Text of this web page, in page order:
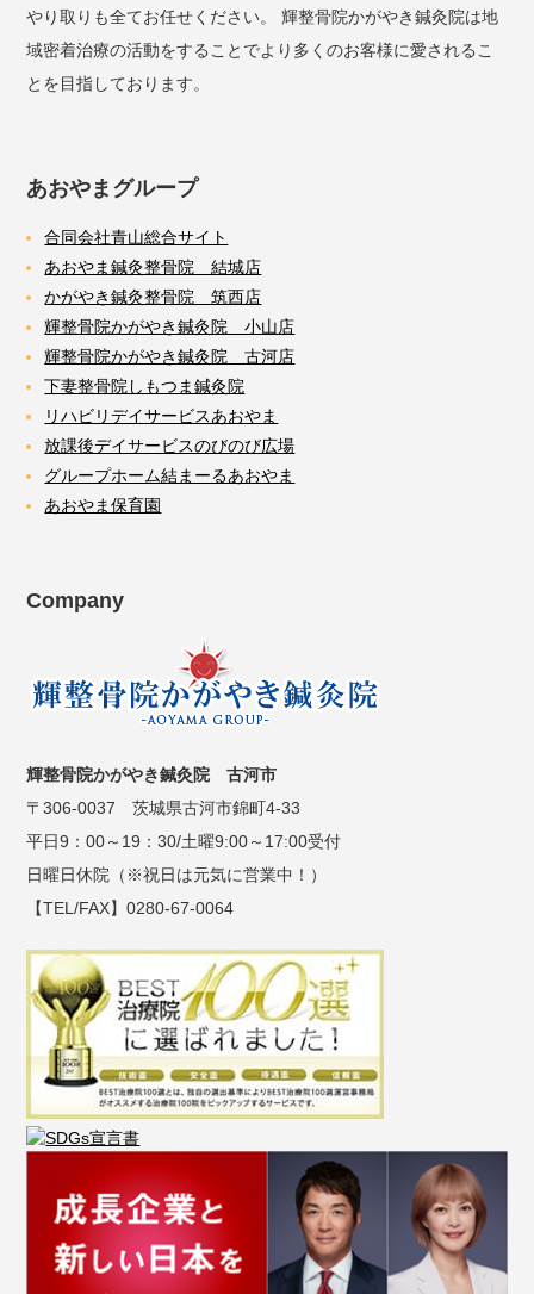
やり取りも全てお任せください。 輝整骨院かがやき鍼灸院は地
域密着治療の活動をすることでより多くのお客様に愛されるこ
とを目指しております。
あおやまグループ
合同会社青山総合サイト
あおやま鍼灸整骨院 結城店
かがやき鍼灸整骨院 筑西店
輝整骨院かがやき鍼灸院 小山店
輝整骨院かがやき鍼灸院 古河店
下妻整骨院しもつま鍼灸院
リハビリデイサービスあおやま
放課後デイサービスのびのび広場
グループホーム結まーるあおやま
あおやま保育園
Company
輝整骨院かがやき鍼灸院 古河市
〒306-0037 茨城県古河市錦町4-33
平日9：00～19：30/土曜9:00～17:00受付
日曜日休院（※祝日は元気に営業中！）
【TEL/FAX】0280-67-0064